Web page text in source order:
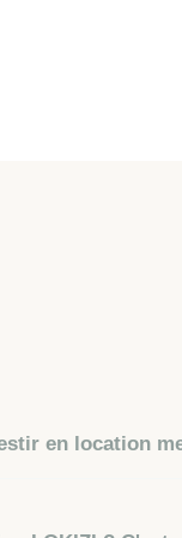
en location